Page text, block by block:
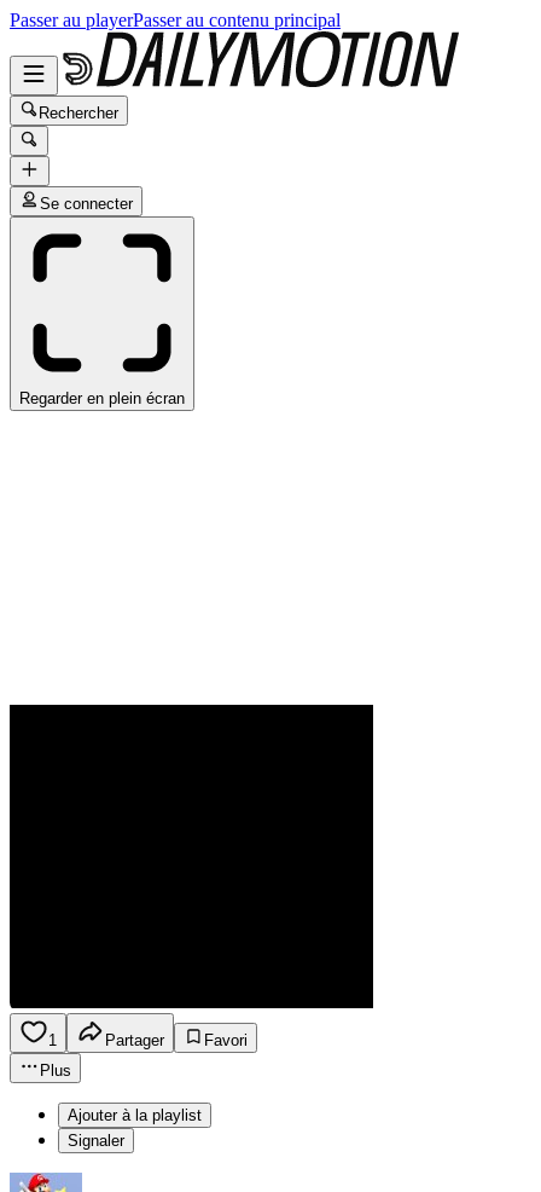
Passer au playerPasser au contenu principal
Rechercher
Se connecter
Regarder en plein écran
1 Partager
Favori
Plus
Ajouter à la playlist
Signaler